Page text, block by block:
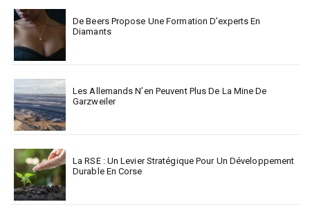
De Beers Propose Une Formation D’experts En
Diamants
Les Allemands N’en Peuvent Plus De La Mine De
Garzweiler
La RSE : Un Levier Stratégique Pour Un Développement
Durable En Corse